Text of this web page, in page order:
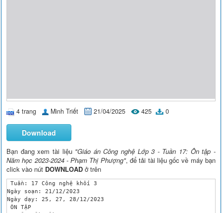
4 trang Minh Triết 21/04/2025 425 0
Download
Bạn đang xem tài liệu "Giáo án Công nghệ Lớp 3 - Tuần 17: Ôn tập -
Năm học 2023-2024 - Phạm Thị Phượng", để tải tài liệu gốc về máy bạn
click vào nút DOWNLOAD ở trên
Tuần: 17 Công nghệ khối 3
Ngày soạn: 21/12/2023
Ngày dạy: 25, 27, 28/12/2023
ÔN TẬP